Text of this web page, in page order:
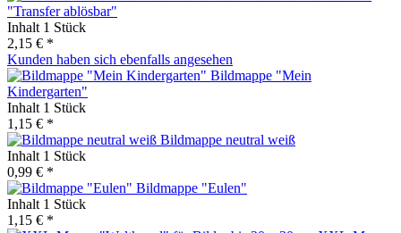
"Transfer ablösbar"
Inhalt 1 Stück
2,15 € *
Kunden haben sich ebenfalls angesehen
Bildmappe "Mein
Kindergarten"
Inhalt 1 Stück
1,15 € *
Bildmappe neutral weiß
Inhalt 1 Stück
0,99 € *
Bildmappe "Eulen"
Inhalt 1 Stück
1,15 € *